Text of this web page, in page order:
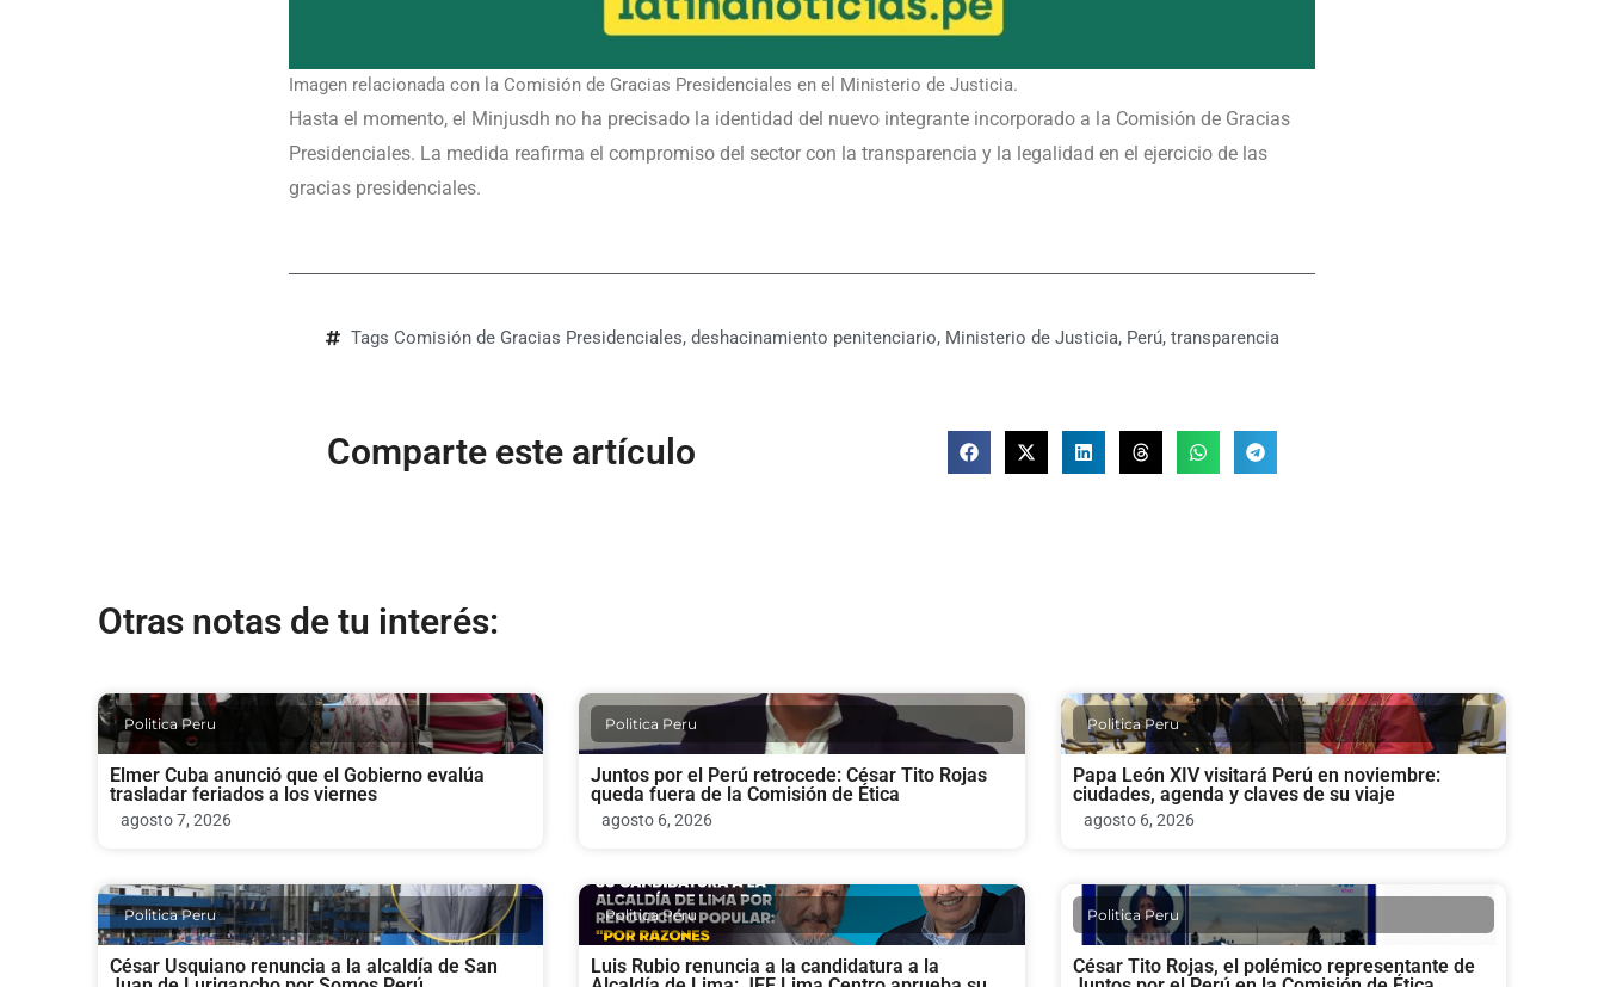
Imagen relacionada con la Comisión de Gracias Presidenciales en el Ministerio de Justicia.
Hasta el momento, el Minjusdh no ha precisado la identidad del nuevo integrante incorporado a la Comisión de Gracias
Presidenciales. La medida reafirma el compromiso del sector con la transparencia y la legalidad en el ejercicio de las
gracias presidenciales.
Tags Comisión de Gracias Presidenciales, deshacinamiento penitenciario, Ministerio de Justicia, Perú, transparencia
Comparte este artículo
Otras notas de tu interés:
Politica Peru
Elmer Cuba anunció que el Gobierno evalúa
trasladar feriados a los viernes
agosto 7, 2026
Politica Peru
Juntos por el Perú retrocede: César Tito Rojas
queda fuera de la Comisión de Ética
agosto 6, 2026
Politica Peru
Papa León XIV visitará Perú en noviembre:
ciudades, agenda y claves de su viaje
agosto 6, 2026
Politica Peru
César Usquiano renuncia a la alcaldía de San
Politica Peru
Luis Rubio renuncia a la candidatura a la
Politica Peru
César Tito Rojas, el polémico representante de